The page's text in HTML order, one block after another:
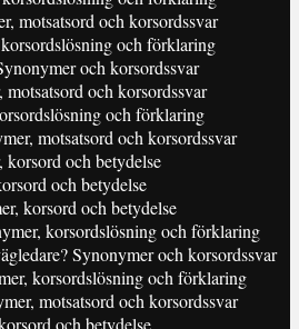
motsatsord och korsordssvar
och förklaring
och korsordssvar
och korsordssvar
och förklaring
motsatsord och korsordssvar
och betydelse
och betydelse
korsord och betydelse
korsordslösning och förklaring
Synonymer och korsordssvar
korsordslösning och förklaring
motsatsord och korsordssvar
och betydelse